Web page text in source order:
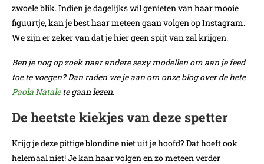
zwoele blik. Indien je dagelijks wil genieten van haar mooie
figuurtje, kan je best haar meteen gaan volgen op Instagram.
We zijn er zeker van dat je hier geen spijt van zal krijgen.
Ben je nog op zoek naar andere sexy modellen om aan je feed
toe te voegen? Dan raden we je aan om onze blog over de hete
Paola Natalete gaan lezen.
De heetste kiekjes van deze spetter
Krijg je deze pittige blondine niet uit je hoofd? Dat hoeft ook
helemaal niet! Je kan haar volgen en zo meteen verder